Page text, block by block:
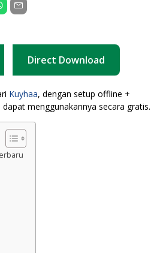
Direct Download
Kuyhaa, dengan setup offline +
menggunakannya secara gratis.